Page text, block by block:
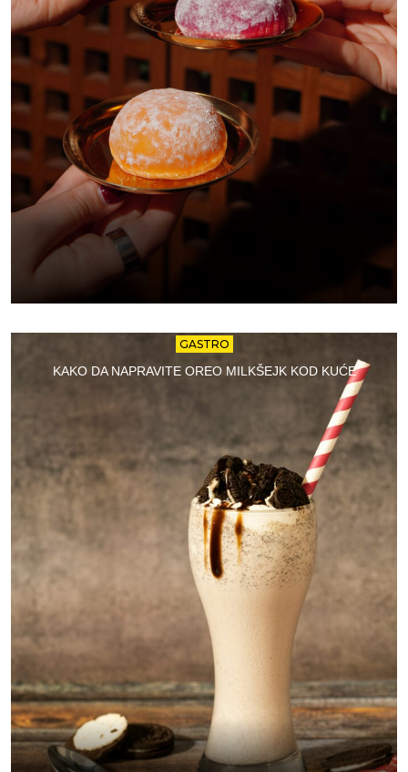
GASTRO
KAKO DA NAPRAVITE OREO MILKŠEJK KOD KUĆE